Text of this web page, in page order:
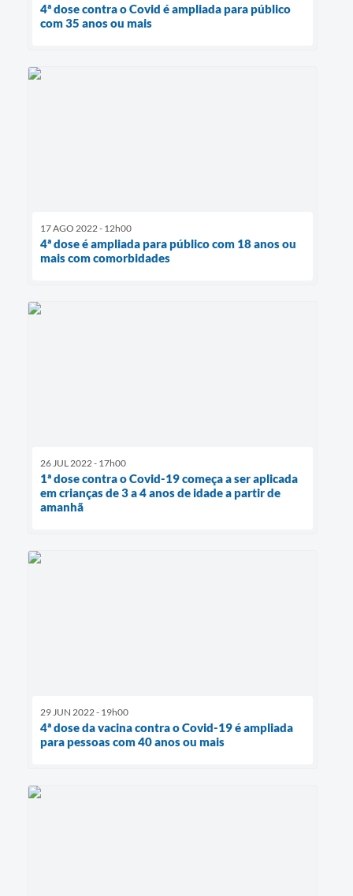
4ª dose contra o Covid é ampliada para público
com 35 anos ou mais
17 AGO 2022 - 12h00
4ª dose é ampliada para público com 18 anos ou
mais com comorbidades
26 JUL 2022 - 17h00
1ª dose contra o Covid-19 começa a ser aplicada
em crianças de 3 a 4 anos de idade a partir de
amanhã
29 JUN 2022 - 19h00
4ª dose da vacina contra o Covid-19 é ampliada
para pessoas com 40 anos ou mais